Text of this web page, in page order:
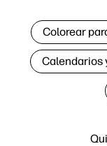
Colorear
Calendarios